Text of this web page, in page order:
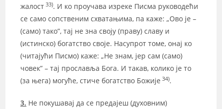
жалост 33). И ко проучава изреке Писма руководећи
се само сопственим схватањима, па каже: „Ово је –
(само) тако”, тај не зна своју (праву) славу и
(истинско) богатство своје. Насупрот томе, онај ко
(читајући Писмо) каже: „Не знам, јер сам (само)
човек” – тај прославља Бога. И такав, колико је то
(за њега) могуће, стиче богатство Божије 34).
3. Не покушавај да се предајеш (духовним)